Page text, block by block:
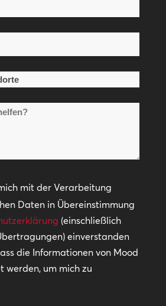
mit der Verarbeitung
Daten in Übereinstimmung
(einschließlich
einverstanden
die Informationen von Mood
werden, um mich zu